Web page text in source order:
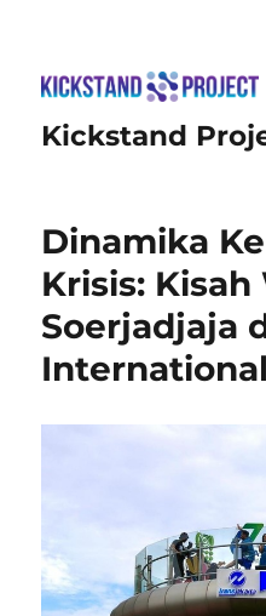
Kickstand
Dinamika
Krisis:
Soerjadjaja
International